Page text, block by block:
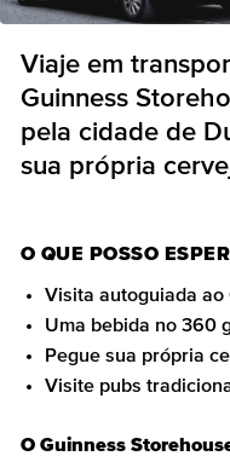
Viaje em
Guinness
pela cidade de
sua própria
O QUE POSSO
Visita autoguiada ao
Uma bebida no 360
Pegue sua própria
Visite pubs
O Guinness